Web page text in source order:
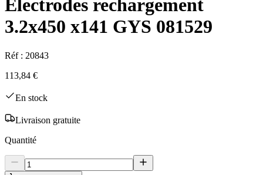
Electrodes rechargement
3.2x450 x141 GYS 081529
Réf : 20843
113,84 €
En stock
Livraison gratuite
Quantité